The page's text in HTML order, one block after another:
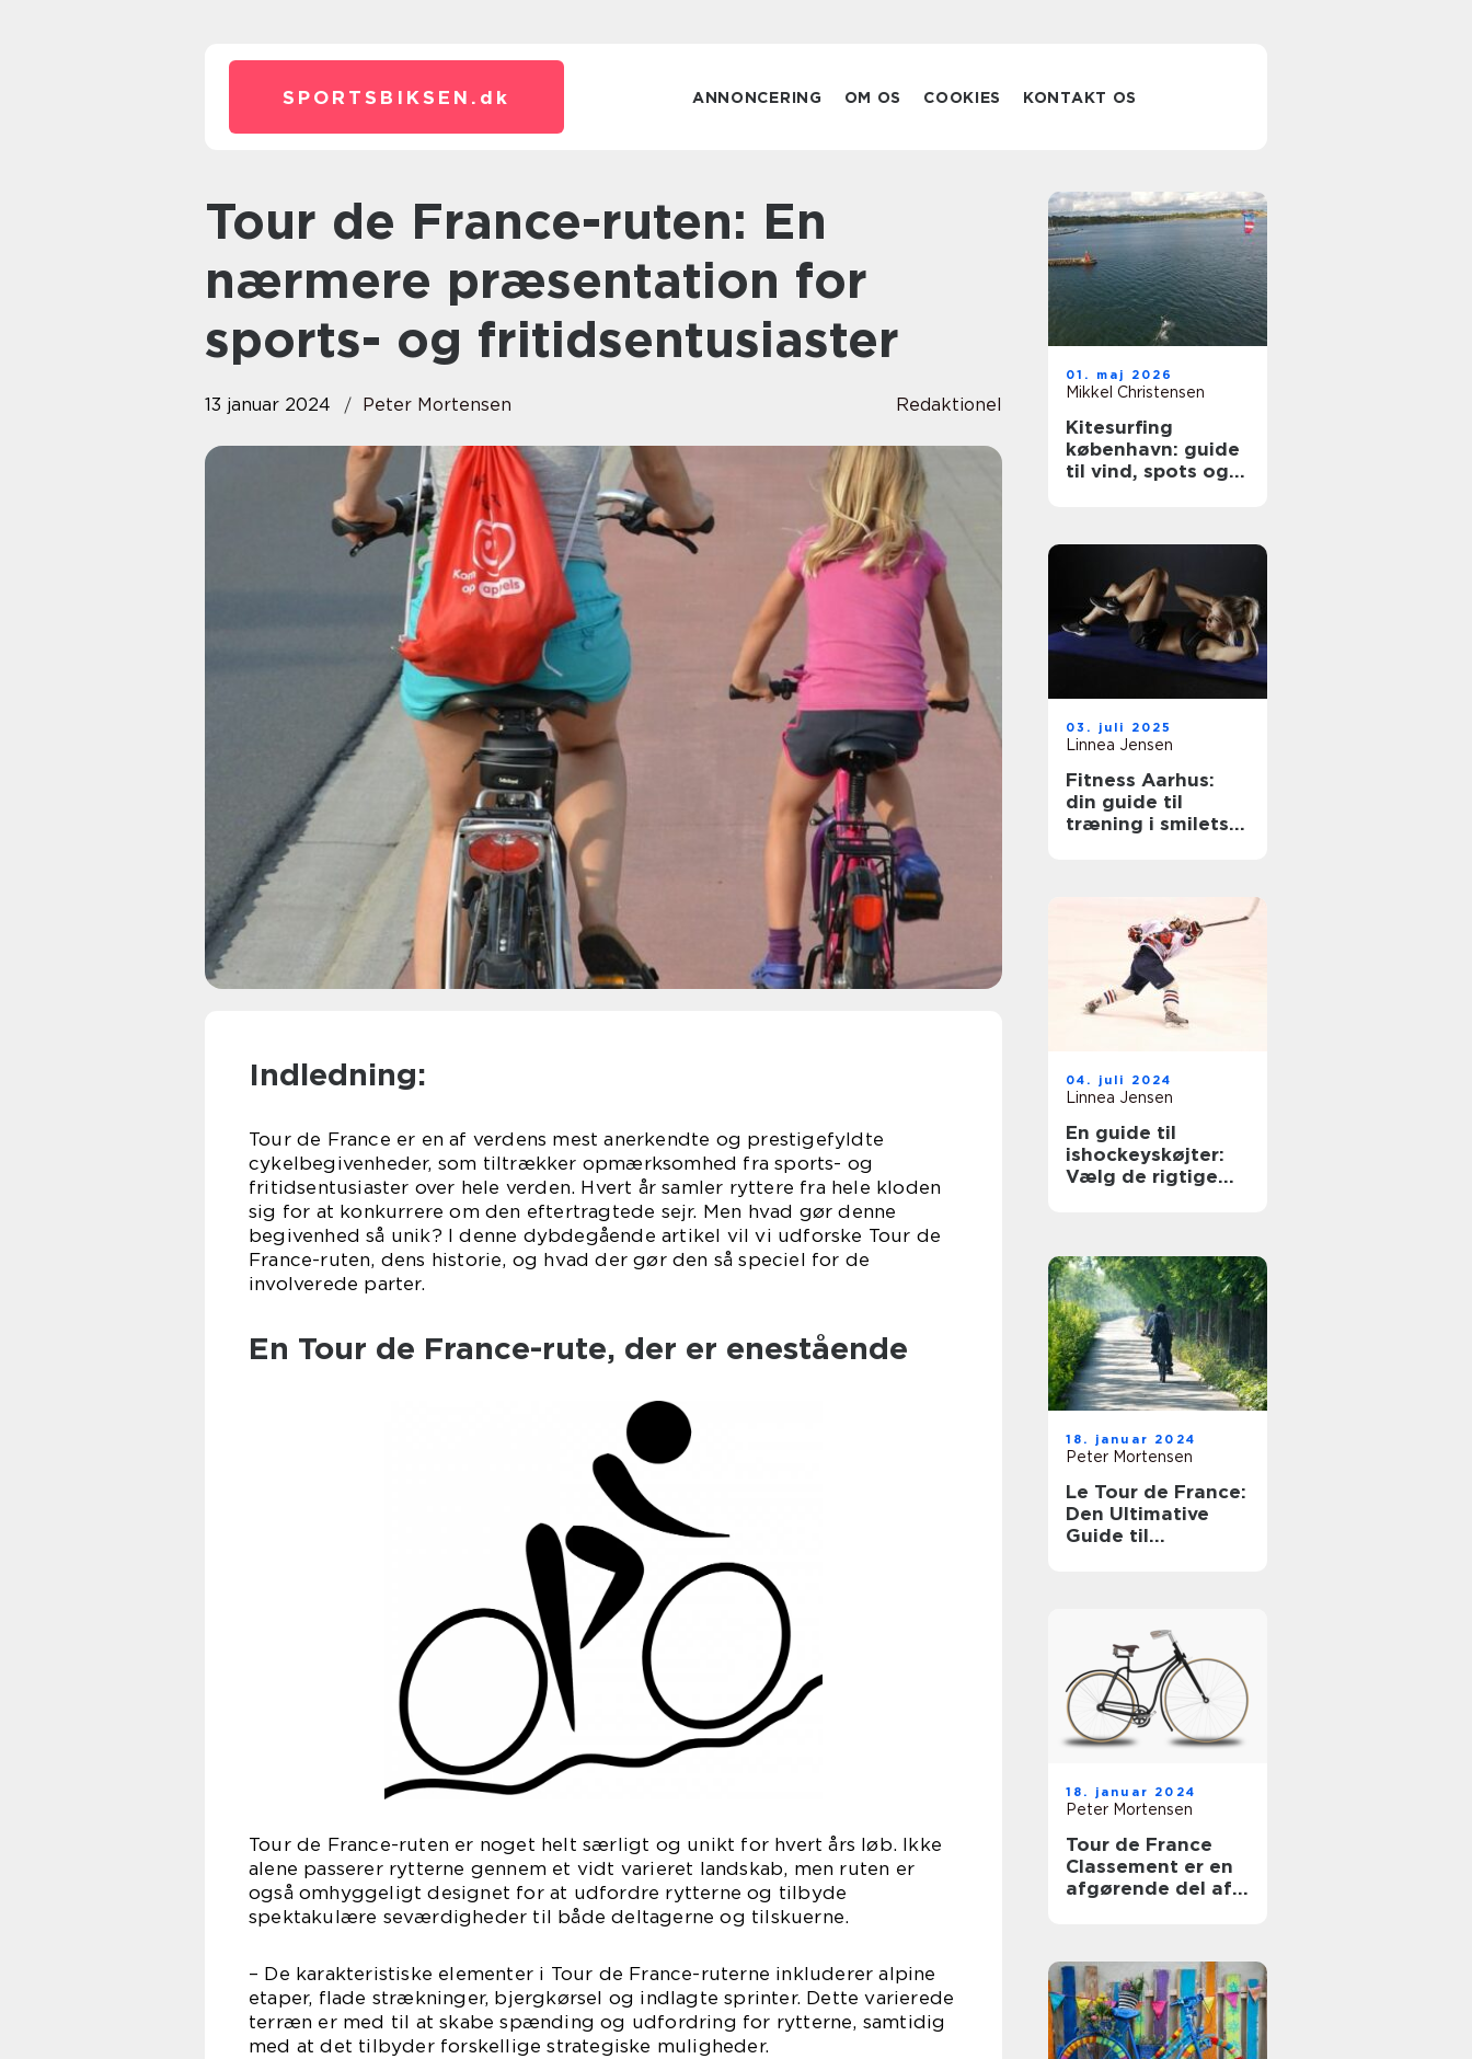
SPORTSBIKSEN. dk ANNONCERING OM OS COOKIES KONTAKT OS
Tour de France-ruten: En
nærmere præsentation for
sports- og fritidsentusiaster
13 januar 2024 Peter Mortensen Redaktionel
Indledning:
Tour de France er en af verdens mest anerkendte og prestigefyldte
cykelbegivenheder, som tiltrækker opmærksomhed fra sports- og
fritidsentusiaster over hele verden. Hvert år samler ryttere fra hele kloden
sig for at konkurrere om den eftertragtede sejr. Men hvad gør denne
begivenhed så unik? I denne dybdegående artikel vil vi udforske Tour de
France-ruten, dens historie, og hvad der gør den så speciel for de
involverede parter.
En Tour de France-rute, der er enestående
Tour de France-ruten er noget helt særligt og unikt for hvert års løb. Ikke
alene passerer rytterne gennem et vidt varieret landskab, men ruten er
også omhyggeligt designet for at udfordre rytterne og tilbyde
spektakulære seværdigheder til både deltagerne og tilskuerne.
– De karakteristiske elementer i Tour de France-ruterne inkluderer alpine
etaper, flade strækninger, bjergkørsel og indlagte sprinter. Dette varierede
terræn er med til at skabe spænding og udfordring for rytterne, samtidig
med at det tilbyder forskellige strategiske muligheder.
01. maj 2026
Mikkel Christensen
Kitesurfing
københavn: guide
til vind, spots og
03. juli 2025
Linnea Jensen
Fitness Aarhus:
din guide til
træning i smilets
04. juli 2024
Linnea Jensen
En guide til
ishockeyskøjter:
Vælg de rigtige
18. januar 2024
Peter Mortensen
Le Tour de France:
Den Ultimative
Guide til
18. januar 2024
Peter Mortensen
Tour de France
Classement er en
afgørende del af